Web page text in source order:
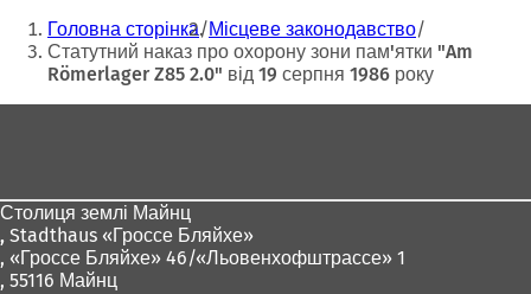
Ти
тут:
Головна сторінка Місцеве законодавство
Статутний наказ про охорону зони пам'ятки "Am
Römerlager Z85 2.0" від 19 серпня 1986 року
Столиця землі Майнц
, Stadthaus «Гроссе Бляйхе»
, «Гроссе Бляйхе» 46/«Льовенхофштрассе» 1
, 55116 Майнц